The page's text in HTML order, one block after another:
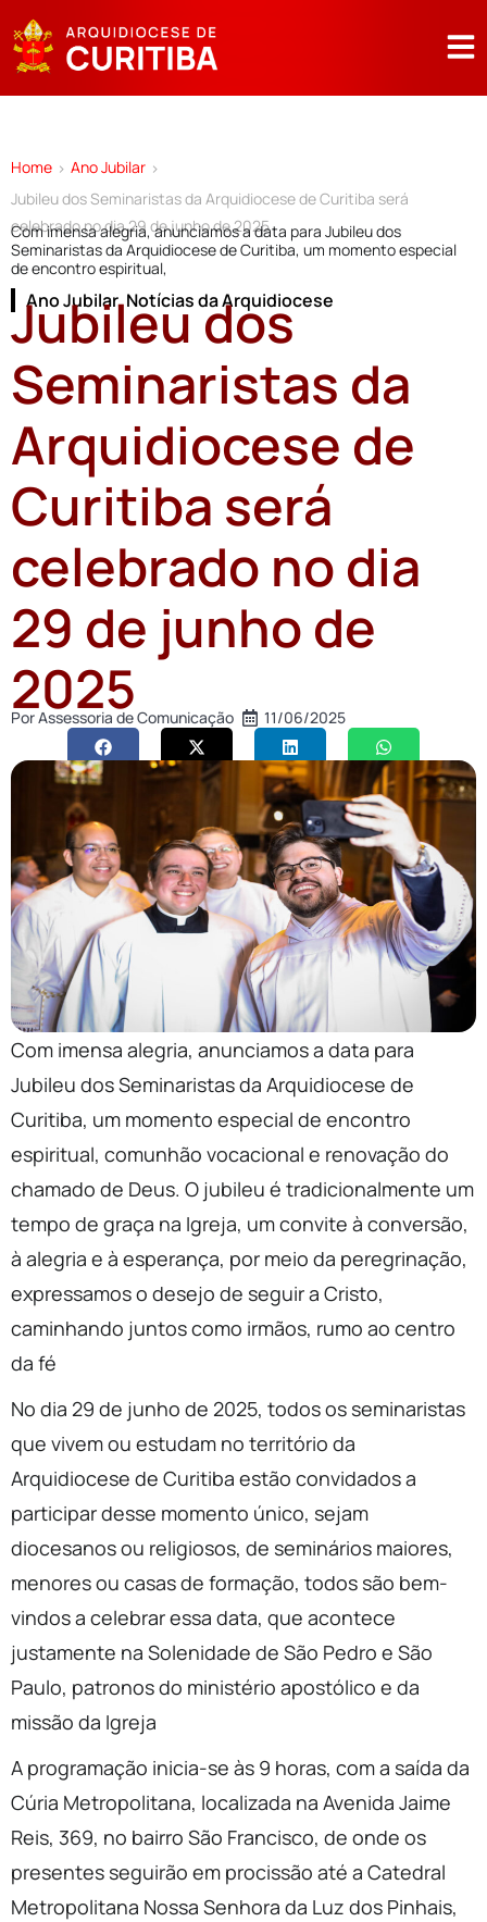
Home > Ano Jubilar >
Jubileu dos Seminaristas da Arquidiocese de Curitiba será
celebrado no dia 29 de junho de 2025
Com imensa alegria, anunciamos a data para Jubileu dos
Seminaristas da Arquidiocese de Curitiba, um momento especial
de encontro espiritual,
Ano Jubilar,Notícias da Arquidiocese
Jubileu dos
Seminaristas da
Arquidiocese de
Curitiba será
celebrado no dia
29 de junho de
2025
PorAssessoria de Comunicação 11/06/2025
Com imensa alegria, anunciamos a data para
Jubileu dos Seminaristas da Arquidiocese de
Curitiba, um momento especial de encontro
espiritual, comunhão vocacional e renovação do
chamado de Deus. O jubileu é tradicionalmente um
tempo de graça na Igreja, um convite à conversão,
à alegria e à esperança, por meio da peregrinação,
expressamos o desejo de seguir a Cristo,
caminhando juntos como irmãos, rumo ao centro
da fé
No dia 29 de junho de 2025, todos os seminaristas
que vivem ou estudam no território da
Arquidiocese de Curitiba estão convidados a
participar desse momento único, sejam
diocesanos ou religiosos, de seminários maiores,
menores ou casas de formação, todos são bem-
vindos a celebrar essa data, que acontece
justamente na Solenidade de São Pedro e São
Paulo, patronos do ministério apostólico e da
missão da Igreja
A programação inicia-se às 9 horas, com a saída da
Cúria Metropolitana, localizada na Avenida Jaime
Reis, 369, no bairro São Francisco, de onde os
presentes seguirão em procissão até a Catedral
Metropolitana Nossa Senhora da Luz dos Pinhais,